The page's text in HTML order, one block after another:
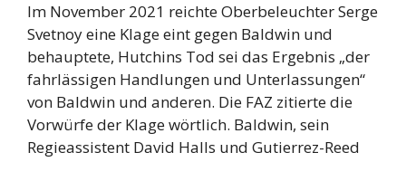
Im November 2021 reichte Oberbeleuchter Serge
Svetnoy eine Klage eint gegen Baldwin und
behauptete, Hutchins Tod sei das Ergebnis „der
fahrlässigen Handlungen und Unterlassungen“
von Baldwin und anderen. Die FAZ zitierte die
Vorwürfe der Klage wörtlich. Baldwin, sein
Regieassistent David Halls und Gutierrez-Reed